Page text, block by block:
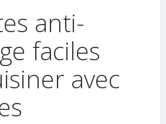
anti-
faciles
avec